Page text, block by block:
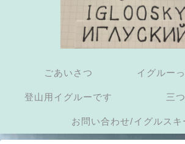
ごあいさつ イグルー
登山用イグルーです 三
お問い合わせ/イグルスキ